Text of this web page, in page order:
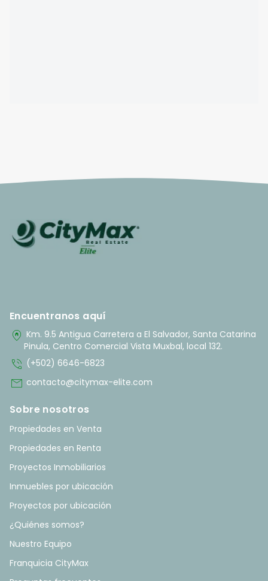
Encuentranos aquí
home_pin Km. 9.5 Antigua Carretera a El Salvador, Santa Catarina
Pinula, Centro Comercial Vista Muxbal, local 132.
phone_in_talk (+502) 6646-6823
mail contacto@citymax-elite.com
Sobre nosotros
Propiedades en Venta
Propiedades en Renta
Proyectos Inmobiliarios
Inmuebles por ubicación
Proyectos por ubicación
¿Quiénes somos?
Nuestro Equipo
Franquicia CityMax